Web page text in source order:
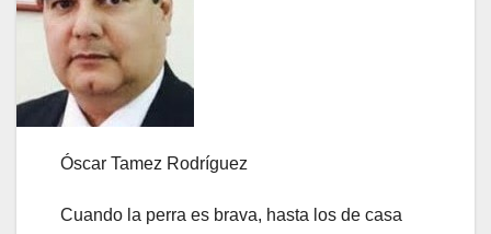
Óscar Tamez Rodríguez
Cuando la perra es brava, hasta los de casa